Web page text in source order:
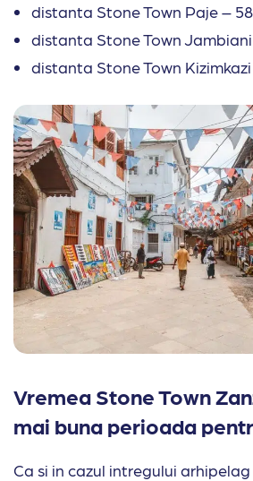
distanta Stone Town Paje –
distanta Stone Town
distanta Stone Town
Vremea Stone Town
mai buna perioada
Ca si in cazul intregului